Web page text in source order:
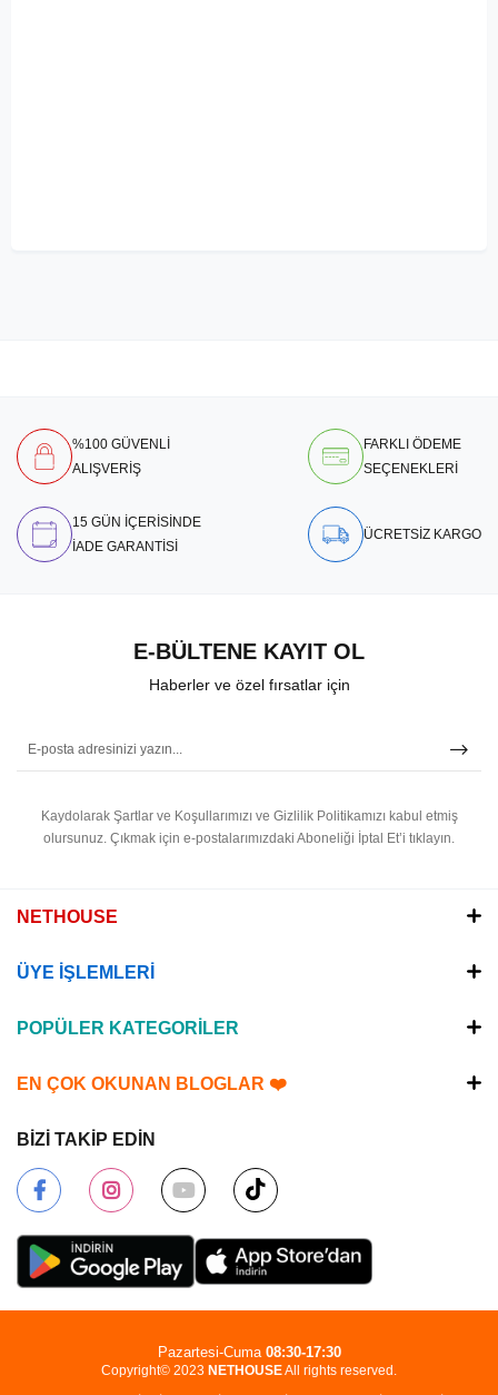
%100 GÜVENLİ
ALIŞVERİŞ
FARKLI ÖDEME
SEÇENEKLERİ
15 GÜN İÇERİSİNDE
İADE GARANTİSİ
ÜCRETSİZ KARGO
E-BÜLTENE KAYIT OL
Haberler ve özel fırsatlar için
Kaydolarak Şartlar ve Koşullarımızı ve Gizlilik Politikamızı kabul etmiş
olursunuz. Çıkmak için e-postalarımızdaki Aboneliği İptal Et’i tıklayın.
NETHOUSE
ÜYE İŞLEMLERİ
POPÜLER KATEGORİLER
EN ÇOK OKUNAN BLOGLAR ❤️
BİZİ TAKİP EDİN
Copyright© 2023 NETHOUSEAll rights reserved.
Pazartesi-Cuma 08:30-17:30